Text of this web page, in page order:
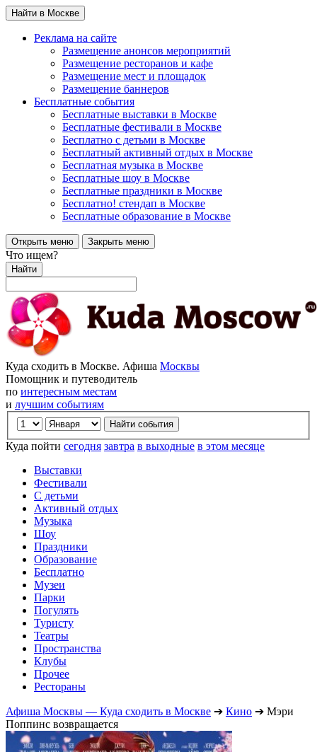
Найти в Москве
Реклама на сайте
Размещение анонсов мероприятий
Размещение ресторанов и кафе
Размещение мест и площадок
Размещение баннеров
Бесплатные события
Бесплатные выставки в Москве
Бесплатные фестивали в Москве
Бесплатно с детьми в Москве
Бесплатный активный отдых в Москве
Бесплатная музыка в Москве
Бесплатные шоу в Москве
Бесплатные праздники в Москве
Бесплатно! стендап в Москве
Бесплатные образование в Москве
Открыть меню Закрыть меню
Что ищем?
Найти
Куда сходить в Москве. Афиша Москвы
Помощник и путеводитель
по интересным местам
и лучшим событиям
Куда пойти сегодня завтра в выходные в этом месяце
Выставки
Фестивали
С детьми
Активный отдых
Музыка
Шоу
Праздники
Образование
Бесплатно
Музеи
Парки
Погулять
Туристу
Театры
Пространства
Клубы
Прочее
Рестораны
Афиша Москвы — Куда сходить в Москве ➔ Кино ➔ Мэри
Поппинс возвращается